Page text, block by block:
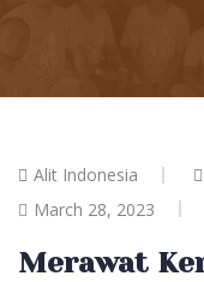
Alit Indonesia
March 28, 2023
Merawat